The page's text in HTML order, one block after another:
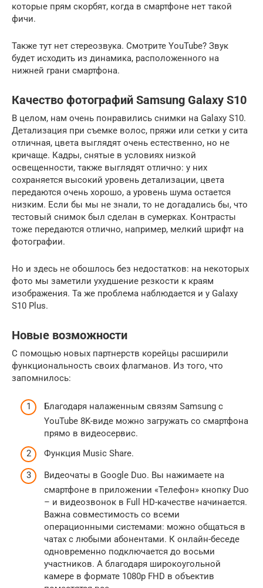
которые прям скорбят, когда в смартфоне нет такой
фичи.
Также тут нет стереозвука. Смотрите YouTube? Звук
будет исходить из динамика, расположенного на
нижней грани смартфона.
Качество фотографий Samsung Galaxy S10
В целом, нам очень понравились снимки на Galaxy S10.
Детализация при съемке волос, пряжи или сетки у сита
отличная, цвета выглядят очень естественно, но не
кричаще. Кадры, снятые в условиях низкой
освещенности, также выглядят отлично: у них
сохраняется высокий уровень детализации, цвета
передаются очень хорошо, а уровень шума остается
низким. Если бы мы не знали, то не догадались бы, что
тестовый снимок был сделан в сумерках. Контрасты
тоже передаются отлично, например, мелкий шрифт на
фотографии.
Но и здесь не обошлось без недостатков: на некоторых
фото мы заметили ухудшение резкости к краям
изображения. Та же проблема наблюдается и у Galaxy
S10 Plus.
Новые возможности
С помощью новых партнерств корейцы расширили
функциональность своих флагманов. Из того, что
запомнилось:
Благодаря налаженным связям Samsung с
YouTube 8K-виде можно загружать со смартфона
прямо в видеосервис.
Функция Music Share.
Видеочаты в Google Duo. Вы нажимаете на
смартфоне в приложении «Телефон» кнопку Duo
– и видеозвонок в Full HD-качестве начинается.
Важна совместимость со всеми
операционными системами: можно общаться в
чатах с любыми абонентами. К онлайн-беседе
одновременно подключается до восьми
участников. А благодаря широкоугольной
камере в формате 1080p FHD в объектив